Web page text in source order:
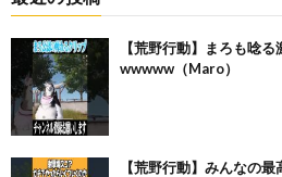
【荒野行動】まろも唸
wwwww（Maro）
【荒野行動】みんなの